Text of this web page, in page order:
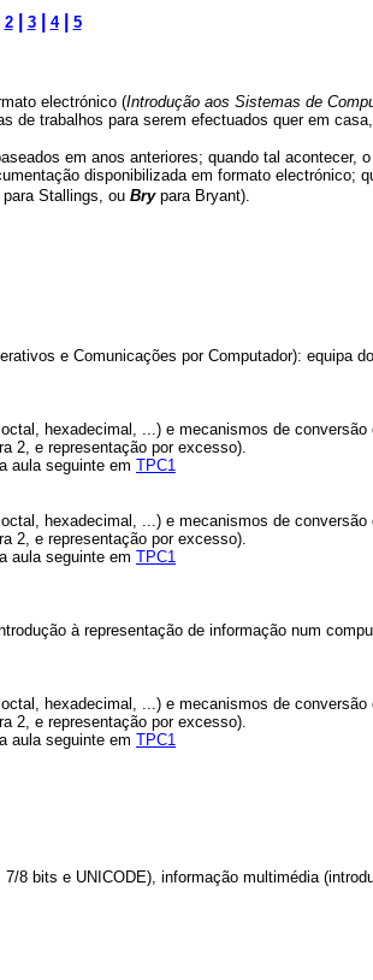
2| 3| 4| 5
electrónico (Introdução aos Sistemas de
de trabalhos para serem efectuados quer em
em anos anteriores; quando tal acontecer,
disponibilizada em formato electrónico;
para Stallings, ou Brypara Bryant).
e Comunicações por Computador): equipa
hexadecimal, ...) e mecanismos de
2, e representação por excesso).
aula seguinte em TPC1
hexadecimal, ...) e mecanismos de
2, e representação por excesso).
aula seguinte em TPC1
à representação de informação num
hexadecimal, ...) e mecanismos de
2, e representação por excesso).
aula seguinte em TPC1
bits e UNICODE), informação multimédia